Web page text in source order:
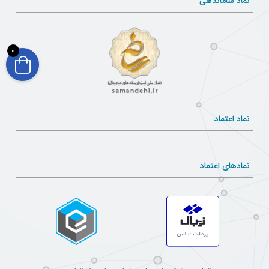
چراغ، ضريب كاهش به علت كثيف شدن اتاق، ضريب كاهش
در اثر كار كرد لامپ و ضريب كاهش به علت فرسودگي سطوح
چراغ مي باشد.
شدت روشنايي توصيه كميته ملي روشنايي ايران و هند بوكIES
نماد اعتماد
نمادهای اعتماد
0